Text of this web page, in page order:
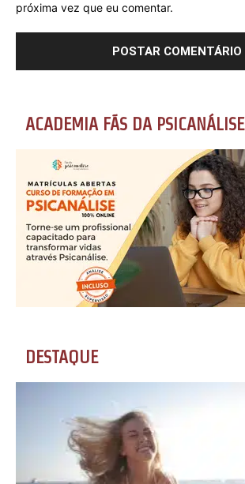
próxima vez que eu comentar.
ACADEMIA FÃS DA PSICANÁLISE
DESTAQUE